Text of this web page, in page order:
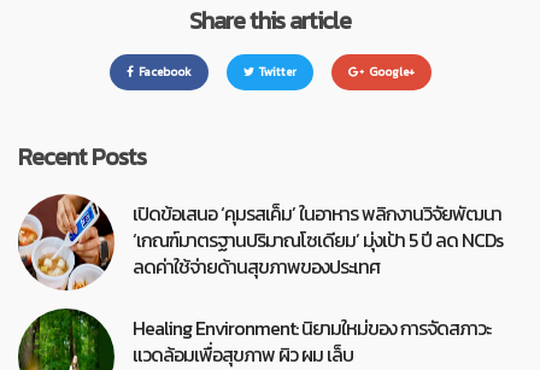
Share this article
Facebook Twitter Google+
Recent Posts
เปิดข้อเสนอ ‘คุมรสเค็ม’ ในอาหาร พลิกงานวิจัยพัฒนา
‘เกณฑ์มาตรฐานปริมาณโซเดียม’ มุ่งเป้า 5 ปี ลด NCDs
ลดค่าใช้จ่ายด้านสุขภาพของประเทศ
Healing Environment: นิยามใหม่ของ การจัดสภาวะ
แวดล้อมเพื่อสุขภาพ ผิว ผม เล็บ